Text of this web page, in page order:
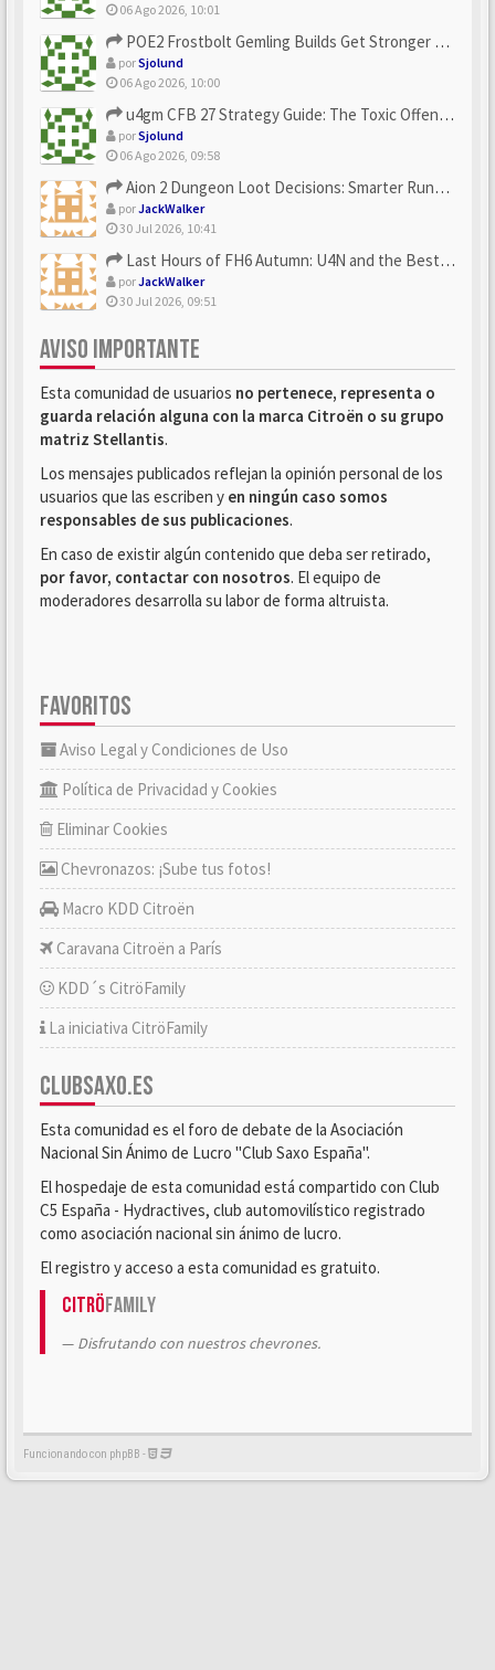
06 Ago 2026, 10:01
POE2 Frostbolt Gemling Builds Get Stronger With u4gm’s Ice C...
porSjolund
06 Ago 2026, 10:00
u4gm CFB 27 Strategy Guide: The Toxic Offensive Scheme Your ...
porSjolund
06 Ago 2026, 09:58
Aion 2 Dungeon Loot Decisions: Smarter Runs With U4N
porJackWalker
30 Jul 2026, 10:41
Last Hours of FH6 Autumn: U4N and the Best Rewards to Grab
porJackWalker
30 Jul 2026, 09:51
AVISO IMPORTANTE
Esta comunidad de usuarios no pertenece, representa o
guarda relación alguna con la marca Citroën o su grupo
matriz Stellantis.
Los mensajes publicados reflejan la opinión personal de los
usuarios que las escriben y en ningún caso somos
responsables de sus publicaciones.
En caso de existir algún contenido que deba ser retirado,
por favor, contactar con nosotros. El equipo de
moderadores desarrolla su labor de forma altruista.
FAVORITOS
Aviso Legal y Condiciones de Uso
Política de Privacidad y Cookies
Eliminar Cookies
Chevronazos: ¡Sube tus fotos!
Macro KDD Citroën
Caravana Citroën a París
KDD´s CitröFamily
La iniciativa CitröFamily
CLUBSAXO.ES
Esta comunidad es el foro de debate de la Asociación
Nacional Sin Ánimo de Lucro "Club Saxo España".
El hospedaje de esta comunidad está compartido con Club
C5 España - Hydractives, club automovilístico registrado
como asociación nacional sin ánimo de lucro.
El registro y acceso a esta comunidad es gratuito.
CitröFamily
Disfrutando con nuestros chevrones.
Funcionando con phpBB -